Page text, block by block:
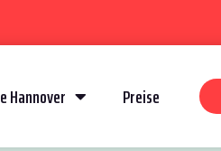
Hannover Preise